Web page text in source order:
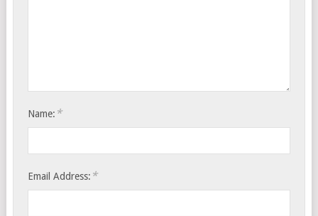
Name: *
Email Address: *